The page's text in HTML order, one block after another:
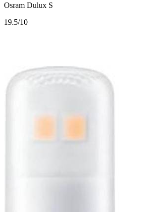
Osram Dulux S
19.5/10